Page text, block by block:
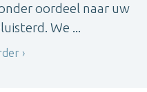
oordeel naar uw
We ...